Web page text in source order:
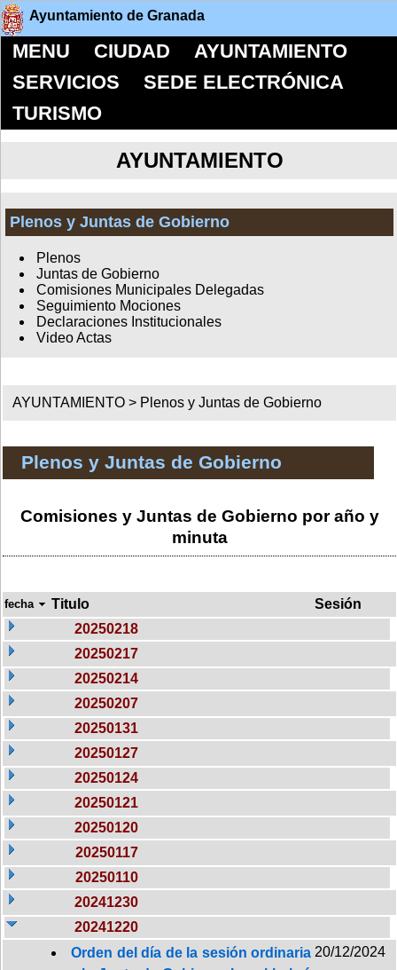
Ayuntamiento de Granada
MENU CIUDAD
AYUNTAMIENTO
SERVICIOS
SEDE ELECTRÓNICA
TURISMO
AYUNTAMIENTO
Plenos y Juntas de Gobierno
Plenos
Juntas de Gobierno
Comisiones Municipales Delegadas
Seguimiento Mociones
Declaraciones Institucionales
Video Actas
AYUNTAMIENTO > Plenos y Juntas de Gobierno
Plenos y Juntas de Gobierno
Comisiones y Juntas de Gobierno por año y
minuta
fecha Titulo
Sesión
20250218
20250217
20250214
20250207
20250131
20250127
20250124
20250121
20250120
20250117
20250110
20241230
20241220
Orden del día de la sesión ordinaria 20/12/2024